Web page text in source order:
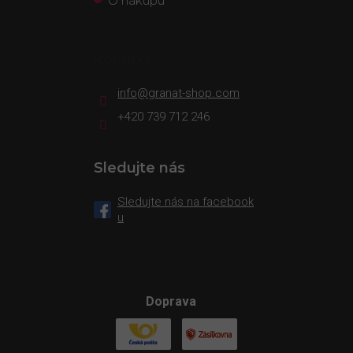
info@granat-shop.com
+420 739 712 246
Sledujte nás
Sledujte nás na facebook
u
Doprava